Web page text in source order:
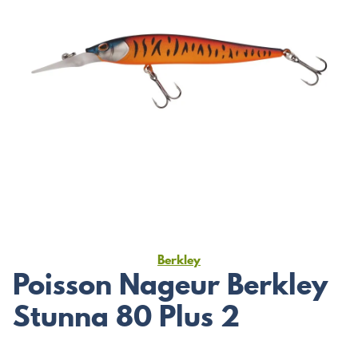
Berkley
Poisson Nageur Berkley
Stunna 80 Plus 2